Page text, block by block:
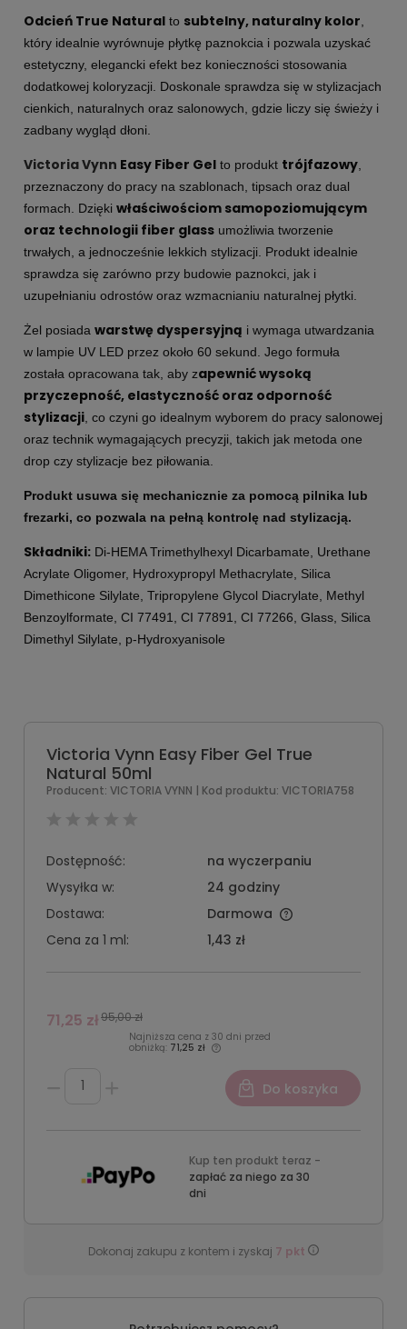
Odcień True Natural to subtelny, naturalny kolor
który idealnie wyrównuje płytkę paznokcia i pozwala uzyskać
estetyczny, elegancki efekt bez konieczności stosowania
dodatkowej koloryzacji. Doskonale sprawdza się w stylizacjach
cienkich, naturalnych oraz salonowych, gdzie liczy się świeży i
zadbany wygląd dłoni.
Victoria Vynn Easy Fiber Gel to produkt trójfazowy
przeznaczony do pracy na szablonach, tipsach oraz dual
formach. Dzięki właściwościom samopoziomującym
oraz technologii fiber glass umożliwia tworzenie
trwałych, a jednocześnie lekkich stylizacji. Produkt idealnie
sprawdza się zarówno przy budowie paznokci, jak i
uzupełnianiu odrostów oraz wzmacnianiu naturalnej płytki.
Żel posiada warstwę dyspersyjną i wymaga utwardzania
w lampie UV LED przez około 60 sekund. Jego formuła
została opracowana tak, aby zapewnić wysoką
przyczepność, elastyczność oraz odporność
stylizacji , co czyni go idealnym wyborem do pracy salonowej
oraz technik wymagających precyzji, takich jak metoda one
drop czy stylizacje bez piłowania.
Produkt usuwa się mechanicznie za pomocą pilnika lub
frezarki, co pozwala na pełną kontrolę nad stylizacją.
Składniki: Di-HEMA Trimethylhexyl Dicarbamate, Urethane
Acrylate Oligomer, Hydroxypropyl Methacrylate, Silica
Dimethicone Silylate, Tripropylene Glycol Diacrylate, Methyl
Benzoylformate, CI 77491, CI 77891, CI 77266, Glass, Silica
Dimethyl Silylate, p-Hydroxyanisole
Victoria Vynn Easy Fiber Gel True
Natural 50ml
Producent: VICTORIA VYNN | Kod produktu: VICTORIA758
Dostępność:
na wyczerpaniu
Wysyłka w:
24 godziny
Dostawa:
Darmowa
Cena za 1 ml: 1,43 zł
71,25 zł95,00 zł
Najniższa cena z 30 dni przed
obniżką: 71,25 zł
Do koszyka
Kup ten produkt teraz -
zapłać za niego za 30
dni
Dokonaj zakupu z kontem i zyskaj 7 pkt